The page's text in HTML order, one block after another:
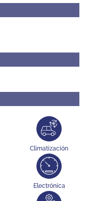
Climatización
Electrónica